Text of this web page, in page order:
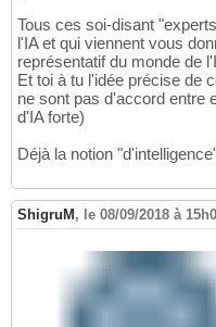
Tous ces soi-disant
l'IA et qui viennent vous
représentatif du monde de
Et toi à tu l'idée précise de
ne sont pas d'accord entre
d'IA forte)
Déjà la notion
ShigruM , le 08/09/2018 à